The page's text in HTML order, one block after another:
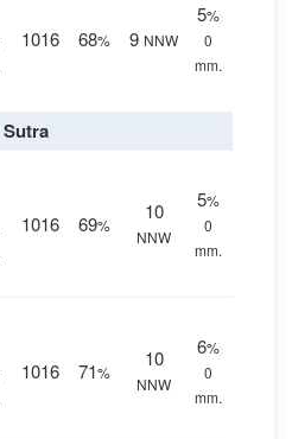
1016 68% 9 NNW
5%
0
mm.
Sutra
1016 69%
10
NNW
5%
0
mm.
1016 71%
10
NNW
6%
0
mm.